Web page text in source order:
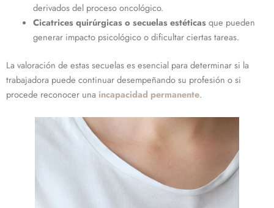
derivados del proceso oncológico.
Cicatrices quirúrgicas o secuelas estéticasque pueden
generar impacto psicológico o dificultar ciertas tareas.
La valoración de estas secuelas es esencial para determinar si la
trabajadora puede continuar desempeñando su profesión o si
procede reconocer una incapacidad permanente.